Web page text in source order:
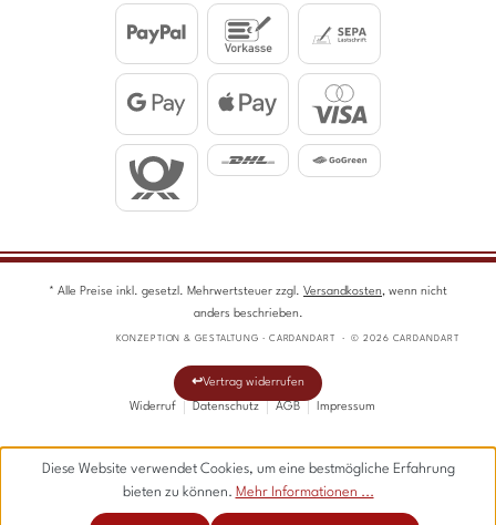
* Alle Preise inkl. gesetzl. Mehrwertsteuer zzgl. Versandkosten, wenn nicht
anders beschrieben.
KONZEPTION & GESTALTUNG · CARDANDART · © 2026 CARDANDART
Vertrag widerrufen
Widerruf
Datenschutz AGB Impressum
Diese Website verwendet Cookies, um eine bestmögliche Erfahrung
bieten zu können. Mehr Informationen ...